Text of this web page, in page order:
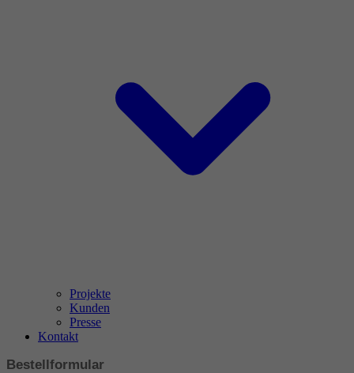
Projekte
Kunden
Presse
Kontakt
Bestellformular